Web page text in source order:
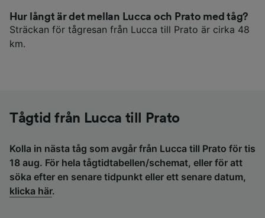
Hur långt är det mellan Lucca och Prato med tåg?
Sträckan för tågresan från Lucca till Prato är cirka 48
km.
Tågtid från Lucca till Prato
Kolla in nästa tåg som avgår från Lucca till Prato för tis
18 aug. För hela tågtidtabellen/schemat, eller för att
söka efter en senare tidpunkt eller ett senare datum,
klicka här.